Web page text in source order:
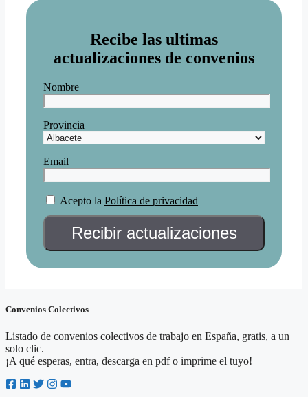
Recibe las ultimas
actualizaciones de convenios
Nombre
Provincia
Email
Acepto la Política de privacidad
Convenios Colectivos
Listado de convenios colectivos de trabajo en España, gratis, a un
solo clic.
¡A qué esperas, entra, descarga en pdf o imprime el tuyo!